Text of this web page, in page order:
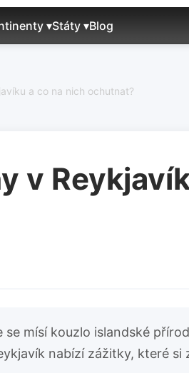
▾Státy ▾Blog
a co na nich ochutnat?
v
mísí kouzlo islandské
nabízí zážitky, které si